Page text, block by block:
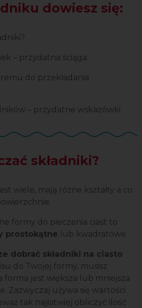
dowiesz się:
– przydatna ściąga
do przekładania
– przydatne wskazówki.
składniki?
wiele, mają różne kształty a co
formy do pieczenia ciast to
prostokątne lub kwadratowe.
dobrać składniki na ciasto
do Twojej formy, musisz
forma jest większa lub mniejsza
Zazwyczaj używa się wartości
tak najłatwiej obliczyć ilość